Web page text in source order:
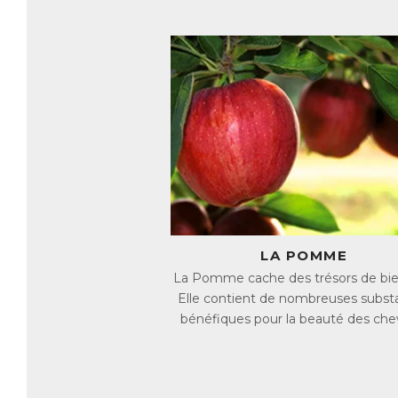
→
LA POMME
La Pomme cache des trésors de
Elle contient de nombreuses
bénéfiques pour la beauté des